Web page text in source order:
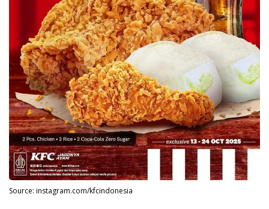
Source: instagram.com/kfcindonesia